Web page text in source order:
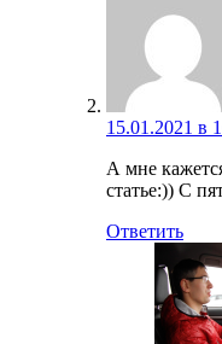
15.01.2021 в
А мне
статье:)) С
Ответить